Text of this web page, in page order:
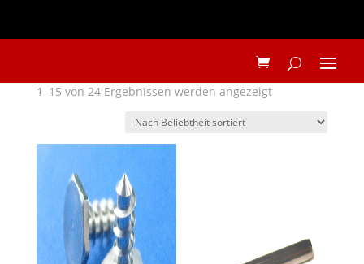
1–15 von 24 Ergebnissen werden angezeigtNach